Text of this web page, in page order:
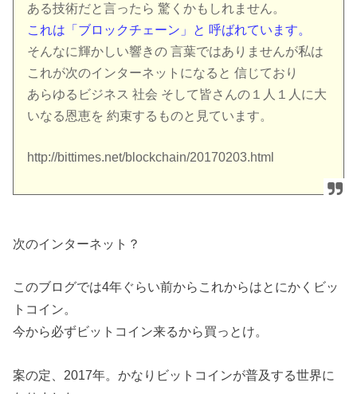
ある技術だと言ったら 驚くかもしれません。
これは「ブロックチェーン」と 呼ばれています。
そんなに輝かしい響きの 言葉ではありませんが私は
これが次のインターネットになると 信じており
あらゆるビジネス 社会 そして皆さんの１人１人に大
いなる恩恵を 約束するものと見ています。
http://bittimes.net/blockchain/20170203.html
次のインターネット？
このブログでは4年ぐらい前からこれからはとにかくビッ
トコイン。
今から必ずビットコイン来るから買っとけ。
案の定、2017年。かなりビットコインが普及する世界に